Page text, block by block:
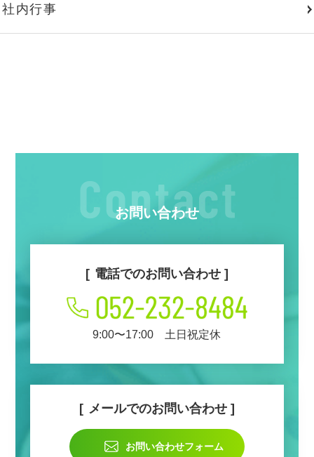
社内行事
お問い合わせ
電話でのお問い合わせ
9:00〜17:00 土日祝定休
メールでのお問い合わせ
お問い合わせフォーム